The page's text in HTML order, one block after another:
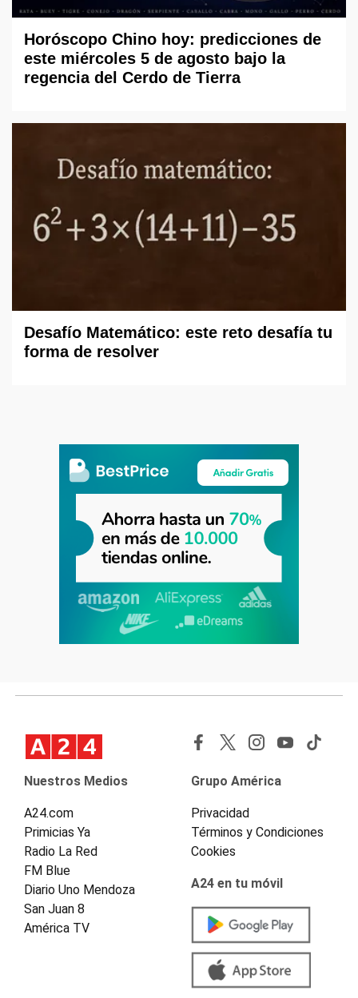
Horóscopo Chino hoy: predicciones de
este miércoles 5 de agosto bajo la
regencia del Cerdo de Tierra
Desafío Matemático: este reto desafía tu
forma de resolver
Nuestros Medios
A24.com
Primicias Ya
Radio La Red
FM Blue
Diario Uno Mendoza
San Juan 8
América TV
Grupo América
Privacidad
Términos y Condiciones
Cookies
A24 en tu móvil